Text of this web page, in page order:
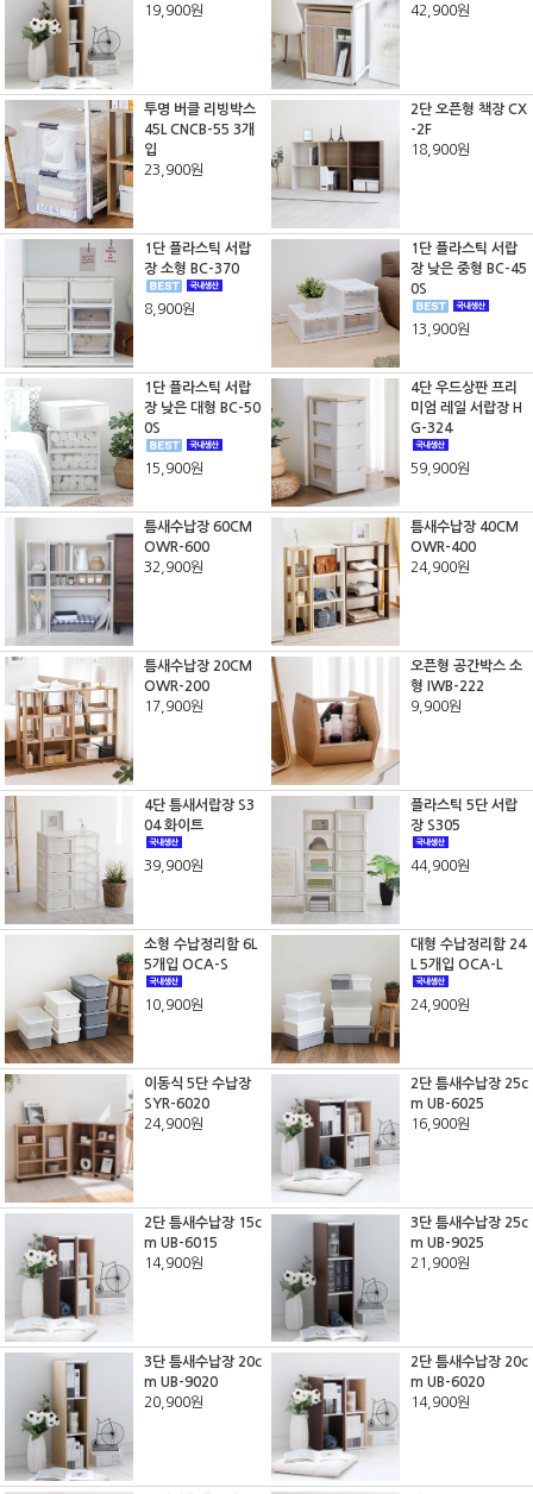
19,900원
42,900원
투명 버클 리빙박스
45L CNCB-55 3개
입
23,900원
2단 오픈형 책장 CX
-2F
18,900원
1단 플라스틱 서랍
장 소형 BC-370
8,900원
1단 플라스틱 서랍
장 낮은 중형 BC-45
0S
13,900원
1단 플라스틱 서랍
장 낮은 대형 BC-50
0S
15,900원
4단 우드상판 프리
미엄 레일 서랍장 H
G-324
59,900원
틈새수납장 60CM
OWR-600
32,900원
틈새수납장 40CM
OWR-400
24,900원
틈새수납장 20CM
OWR-200
17,900원
오픈형 공간박스 소
형 IWB-222
9,900원
4단 틈새서랍장 S3
04 화이트
39,900원
플라스틱 5단 서랍
장 S305
44,900원
소형 수납정리함 6L
5개입 OCA-S
10,900원
대형 수납정리함 24
L 5개입 OCA-L
24,900원
이동식 5단 수납장
SYR-6020
24,900원
2단 틈새수납장 25c
m UB-6025
16,900원
2단 틈새수납장 15c
m UB-6015
14,900원
3단 틈새수납장 25c
m UB-9025
21,900원
3단 틈새수납장 20c
m UB-9020
20,900원
2단 틈새수납장 20c
m UB-6020
14,900원